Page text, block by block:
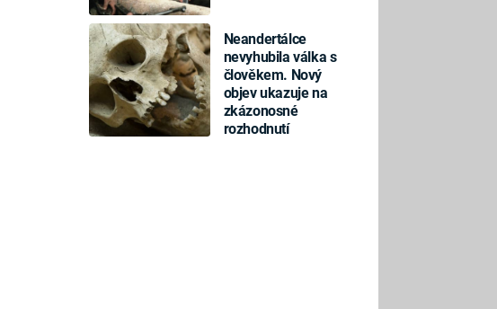
Neandertálce
nevyhubila válka s
člověkem. Nový
objev ukazuje na
zkázonosné
rozhodnutí